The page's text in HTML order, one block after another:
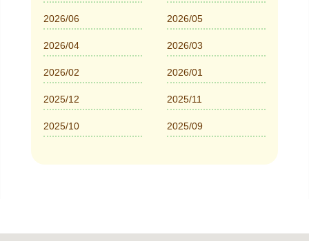
2026/06 2026/05
2026/04 2026/03
2026/02 2026/01
2025/12 2025/11
2025/10 2025/09